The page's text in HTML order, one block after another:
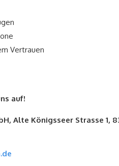
Vertrauen
auf!
Alte Königsseer Strasse 1,